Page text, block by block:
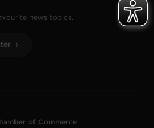
news topics.
of Commerce